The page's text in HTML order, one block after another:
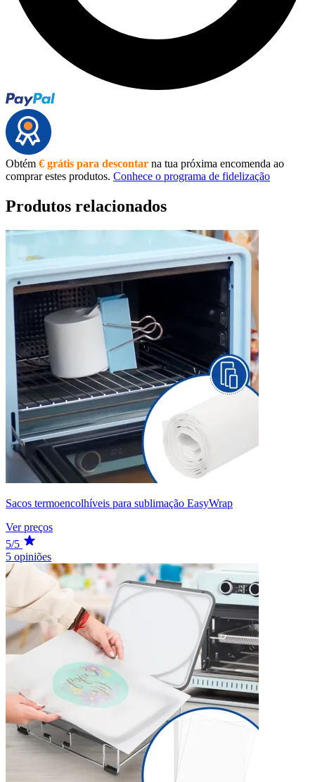
Obtém € grátis para descontar na tua próxima encomenda ao
comprar estes produtos. Conhece o programa de fidelização
Produtos relacionados
Sacos termoencolhíveis para sublimação EasyWrap
Ver preços
5/5
5 opiniões